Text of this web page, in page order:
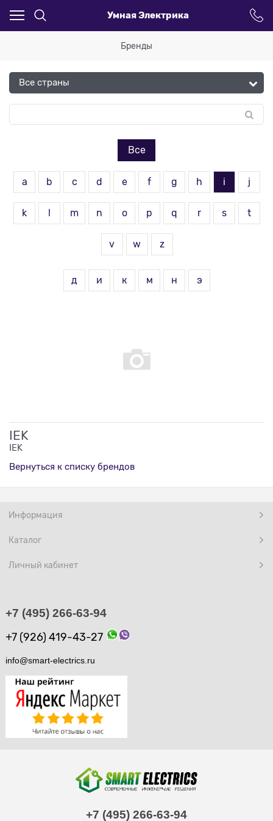
Умная Электрика
Бренды
Все
a b c d e f g h i j
k m n o p q r s t
v w z
д и к м н э
IEK
IEK
Вернуться к списку брендов
Информация
Каталог
Личный кабинет
+7 (495) 266-63-94
+7 (926) 419-43-27
info@smart-electrics.ru
+7 (495) 266-63-94